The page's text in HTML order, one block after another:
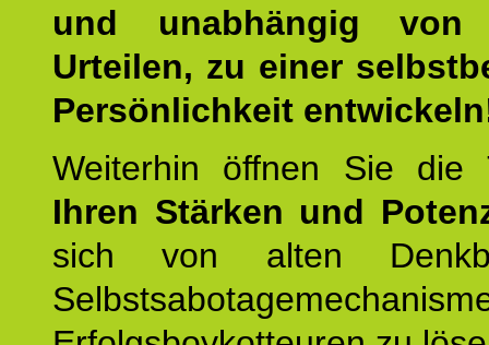
und unabhängig von
Urteilen, zu einer
Persönlichkeit
Weiterhin öffnen Sie
Ihren Stärken und
sich von alten